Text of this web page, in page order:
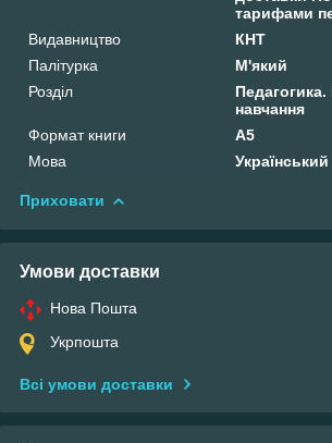
тарифами
Видавництво
КНТ
Палітурка
М'який
Розділ
навчання
Формат книги
А5
Мова
Український
Приховати
Умови доставки
Нова Пошта
Укрпошта
Всі умови доставки